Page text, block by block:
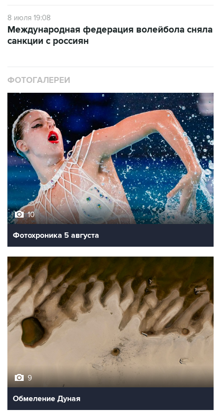
8 июля 19:08
Международная федерация волейбола сняла
санкции с россиян
ФОТОГАЛЕРЕИ
10
Фотохроника 5 августа
9
Обмеление Дуная